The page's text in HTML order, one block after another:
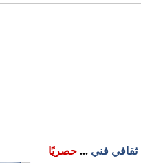
ثقافي فني ... حصريًا